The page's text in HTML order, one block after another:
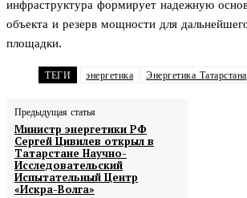
инфраструктура формирует надежную
объекта и резерв мощности для
площадки.
ТЕГИ энергетика Энергетика Татарстана
Предыдущая статья
Министр энергетики РФ
Сергей Цивилев открыл в
Татарстане Научно-
Исследовательский
Испытательный Центр
«Искра-Волга»